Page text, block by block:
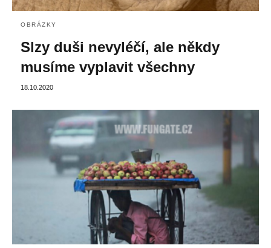
OBRÁZKY
Slzy duši nevyléčí, ale někdy
musíme vyplavit všechny
18.10.2020